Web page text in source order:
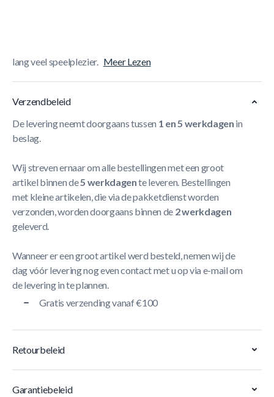
lang veel speelplezier. Meer Lezen
Verzendbeleid
De levering neemt doorgaans tussen 1 en 5 werkdagen in
beslag.
Wij streven ernaar om alle bestellingen met een groot
artikel binnen de5 werkdagente leveren. Bestellingen
met kleine artikelen, die via de pakketdienst worden
verzonden, worden doorgaans binnen de 2 werkdagen
geleverd.
Wanneer er een groot artikel werd besteld, nemen wij de
dag vóór levering nog even contact met u op via e-mail om
de levering in te plannen.
Gratis verzending vanaf €100
Retourbeleid
Garantiebeleid